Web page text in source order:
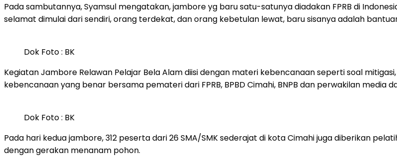
Pada sambutannya, Syamsul mengatakan, jambore yg baru satu-satunya diadakan FPRB di
selamat dimulai dari sendiri, orang terdekat, dan orang kebetulan lewat, baru sisanya adalah
Dok Foto : BK
Kegiatan Jambore Relawan Pelajar Bela Alam diisi dengan materi kebencanaan seperti soal
kebencanaan yang benar bersama pemateri dari FPRB, BPBD Cimahi, BNPB dan perwakilan media
Dok Foto : BK
Pada hari kedua jambore, 312 peserta dari 26 SMA/SMK sederajat di kota Cimahi juga diberikan
dengan gerakan menanam pohon.